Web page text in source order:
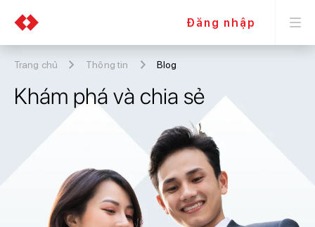
Đăng nhập
Trang chủ Thông tin Blog
Khám phá và chia sẻ